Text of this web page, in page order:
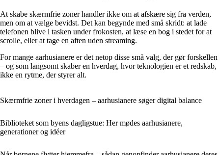
At skabe skærmfrie zoner handler ikke om at afskære sig fra verden,
men om at vælge bevidst. Det kan begynde med små skridt: at lade
telefonen blive i tasken under frokosten, at læse en bog i stedet for at
scrolle, eller at tage en aften uden streaming.
For mange aarhusianere er det netop disse små valg, der gør forskellen
– og som langsomt skaber en hverdag, hvor teknologien er et redskab,
ikke en rytme, der styrer alt.
Skærmfrie zoner i hverdagen – aarhusianere søger digital balance
Biblioteket som byens dagligstue: Her mødes aarhusianere,
generationer og idéer